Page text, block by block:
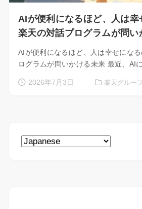
AIが便利になるほど、人は幸
楽天の対話プログラムが問い
AIが便利になるほど、人は幸せにな
ログラムが問いかける未来 最近、AI
2026年7月3日 楽天グルー